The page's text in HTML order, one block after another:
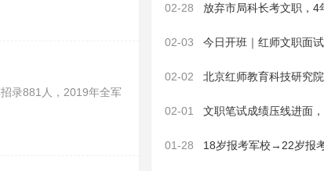
录881人，2019年全军
02-28
02-03
02-02 北京红师教育科技研究院
02-01
01-28